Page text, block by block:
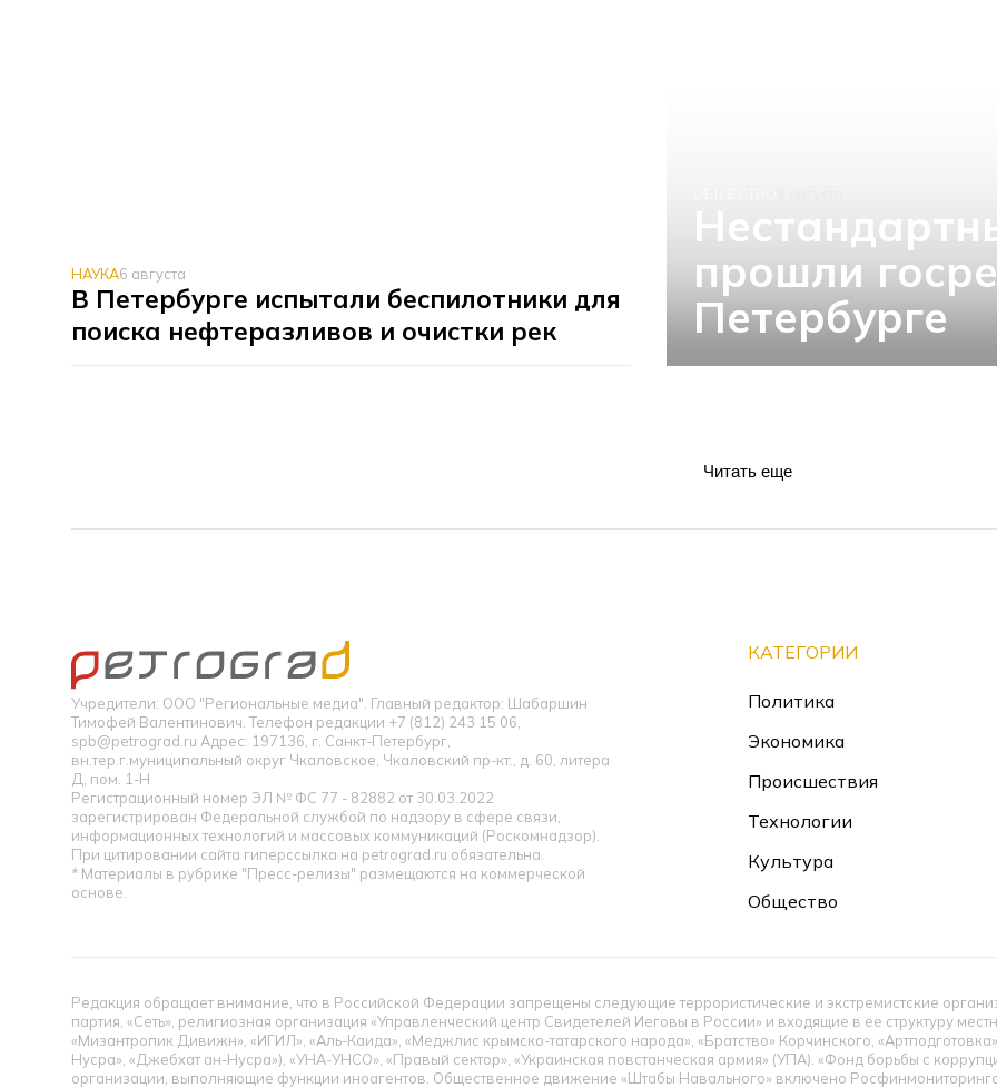
НАУКА6 августа
В Петербурге испытали беспилотники для
поиска нефтеразливов и очистки рек
прошли
Петербурге
Читать еще
Учредители: ООО "Региональные медиа". Главный редактор: Шабаршин
Тимофей Валентинович. Телефон редакции +7 (812) 243 15 06,
spb@petrograd.ru Адрес: 197136, г. Санкт-Петербург,
вн.тер.г.муниципальный округ Чкаловское, Чкаловский пр-кт., д. 60, литера
Д, пом. 1-Н
Регистрационный номер ЭЛ № ФС 77 - 82882 от 30.03.2022
зарегистрирован Федеральной службой по надзору в сфере связи,
информационных технологий и массовых коммуникаций (Роскомнадзор).
При цитировании сайта гиперссылка на petrograd.ru обязательна.
* Материалы в рубрике "Пресс-релизы" размещаются на коммерческой
основе.
КАТЕГОРИИ
Политика
Экономика
Происшествия
Технологии
Культура
Общество
Редакция обращает внимание, что в Российской Федерации запрещены следующие террористические и экстремистские
партия, «Сеть», религиозная организация «Управленческий центр Свидетелей Иеговы в России» и входящие в ее структуру
«Мизантропик Дивижн», «ИГИЛ», «Аль-Каида», «Меджлис крымско-татарского народа», «Братство» Корчинского,
Нусра», «Джебхат ан-Нусра»), «УНА-УНСО», «Правый сектор», «Украинская повстанческая армия» (УПА). «Фонд борьбы с
организации, выполняющие функции иноагентов. Общественное движение «Штабы Навального» включено